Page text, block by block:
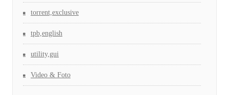
torrent,exclusive
tpb,english
utility,gui
Video & Foto